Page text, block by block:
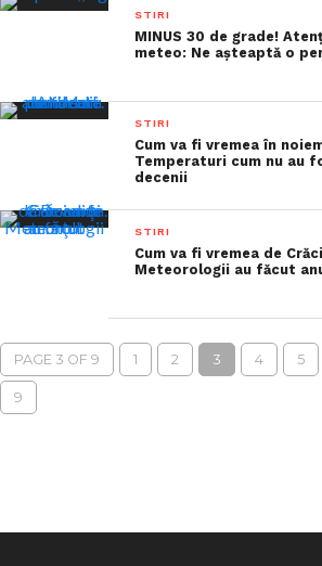
STIRI
MINUS 30 de grade!
meteo: Ne aşteaptă o
STIRI
Cum va fi vremea în
Temperaturi cum nu au
decenii
STIRI
Cum va fi vremea de
Meteorologii au făcut
PAGE 3 OF 9 1 2 3 4 5
9